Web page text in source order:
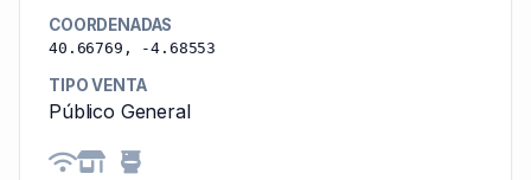
COORDENADAS
40.66769, -4.68553
TIPO VENTA
Público General